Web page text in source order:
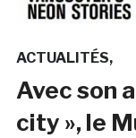
ACTUALITÉS
Avec son
city », le